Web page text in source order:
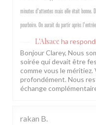
minutes d'attentes mais elle était bonne.
pourboire. On aurait du partir après
L'Alsace ha
Bonjour Clarey, Nous
soirée qui devait être
comme vous le
profondément. Nous
échange
rakan B